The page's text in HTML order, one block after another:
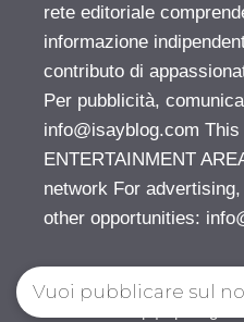
rete editoriale
informazione
contributo di
Per pubblicità,
info@isayblog.com This
ENTERTAINMENT
network For
other opportunities:
Vuoi pubblicare sul